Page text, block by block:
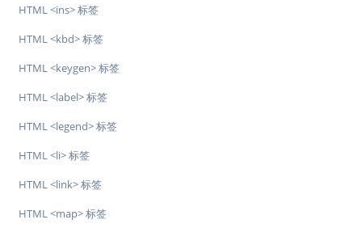
HTML <ins> 标签
HTML <kbd> 标签
HTML <keygen> 标签
HTML <label> 标签
HTML <legend> 标签
HTML <li> 标签
HTML <link> 标签
HTML <map> 标签